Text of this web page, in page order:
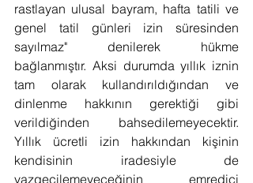
rastlayan ulusal bayram, hafta tatili ve
genel tatil günleri izin süresinden
sayılmaz" denilerek hükme
bağlanmıştır. Aksi durumda yıllık iznin
tam olarak kullandırıldığından ve
dinlenme hakkının gerektiği gibi
verildiğinden bahsedilemeyecektir.
Yıllık ücretli izin hakkından kişinin
kendisinin iradesiyle de
vazgeçilemeyeceğinin emredici